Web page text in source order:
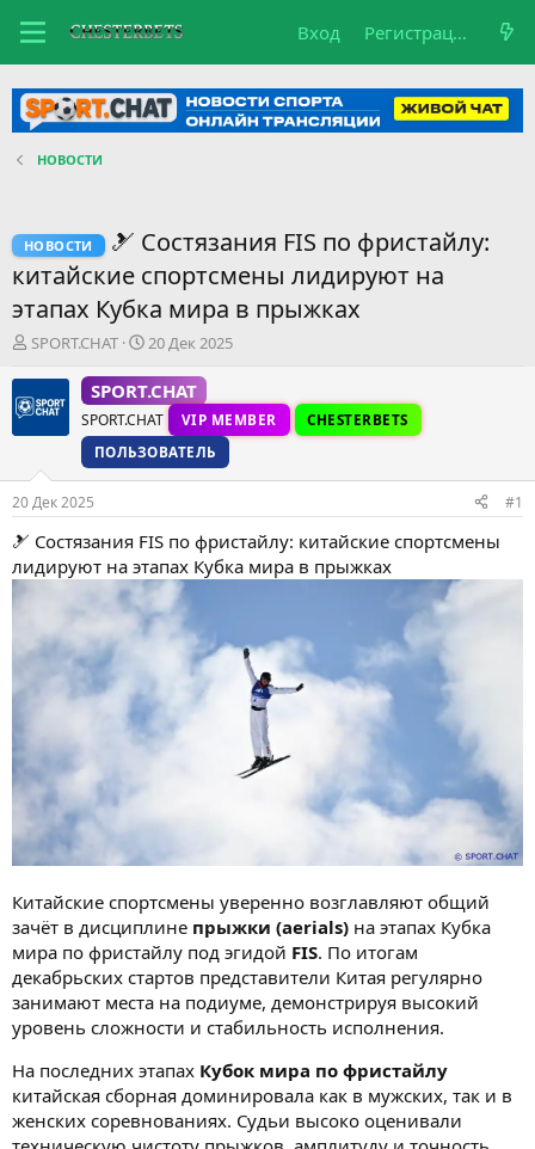
Вход Регистрация
НОВОСТИ
НОВОСТИ
🎿 Состязания FIS по фристайлу:
китайские спортсмены лидируют на
этапах Кубка мира в прыжках
А
т
о
е
м
ы
SPORT.CHAT
Д
т
а
н
а
ч
л
а
20 Дек 2025
SPORT.CHAT
SPORT.CHAT VIP MEMBER
CHESTERBETS
ПОЛЬЗОВАТЕЛЬ
20 Дек 2025 #1
🎿 Состязания FIS по фристайлу: китайские спортсмены
лидируют на этапах Кубка мира в прыжках
Китайские спортсмены уверенно возглавляют общий
зачёт в дисциплине прыжки (aerials) на этапах Кубка
мира по фристайлу под эгидой FIS. По итогам
декабрьских стартов представители Китая регулярно
занимают места на подиуме, демонстрируя высокий
уровень сложности и стабильность исполнения.
На последних этапах Кубок мира по фристайлу
китайская сборная доминировала как в мужских, так и в
женских соревнованиях. Судьи высоко оценивали